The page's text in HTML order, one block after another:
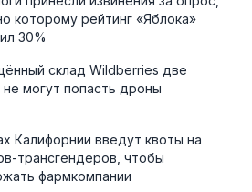
которому рейтинг «Яблока»
30%
склад Wildberries две
могут попасть дроны
Калифорнии введут квоты на
трансгендеров, чтобы
фармкомпании